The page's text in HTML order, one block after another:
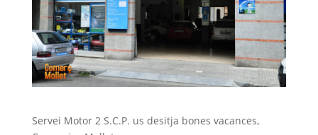
Servei Motor 2 S.C.P. us desitja bones vacances,